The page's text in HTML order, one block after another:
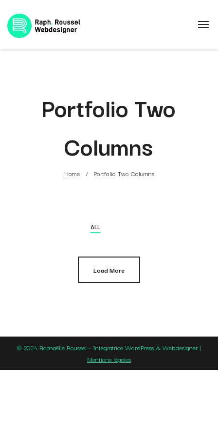
Portfolio Two
Columns
Home Portfolio Two Columns
ALL
Load More
© 2024 Raphaëlle Roussel - Intégratrice WordPress & Webdesigner |
Mentions légales